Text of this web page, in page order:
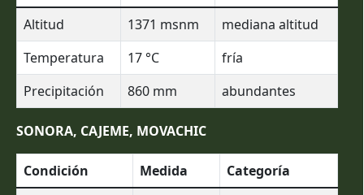
Altitud
1371 msnm
mediana altitud
Temperatura
17 °C
fría
Precipitación
860 mm abundantes
SONORA, CAJEME, MOVACHIC
Condición Medida
Categoría